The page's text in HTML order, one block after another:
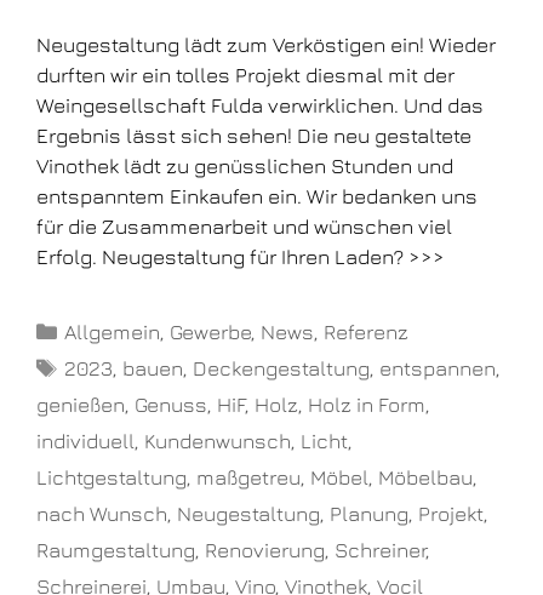
Neugestaltung lädt zum Verköstigen ein! Wieder
durften wir ein tolles Projekt diesmal mit der
Weingesellschaft Fulda verwirklichen. Und das
Ergebnis lässt sich sehen! Die neu gestaltete
Vinothek lädt zu genüsslichen Stunden und
entspanntem Einkaufen ein. Wir bedanken uns
für die Zusammenarbeit und wünschen viel
Erfolg. Neugestaltung für Ihren Laden? >>>
Allgemein, Gewerbe, News, Referenz
2023, bauen, Deckengestaltung, entspannen,
genießen, Genuss, HiF, Holz, Holz in Form,
individuell, Kundenwunsch, Licht,
Lichtgestaltung, maßgetreu, Möbel, Möbelbau,
nach Wunsch, Neugestaltung, Planung, Projekt,
Raumgestaltung, Renovierung, Schreiner,
Schreinerei, Umbau, Vino, Vinothek, Vocil